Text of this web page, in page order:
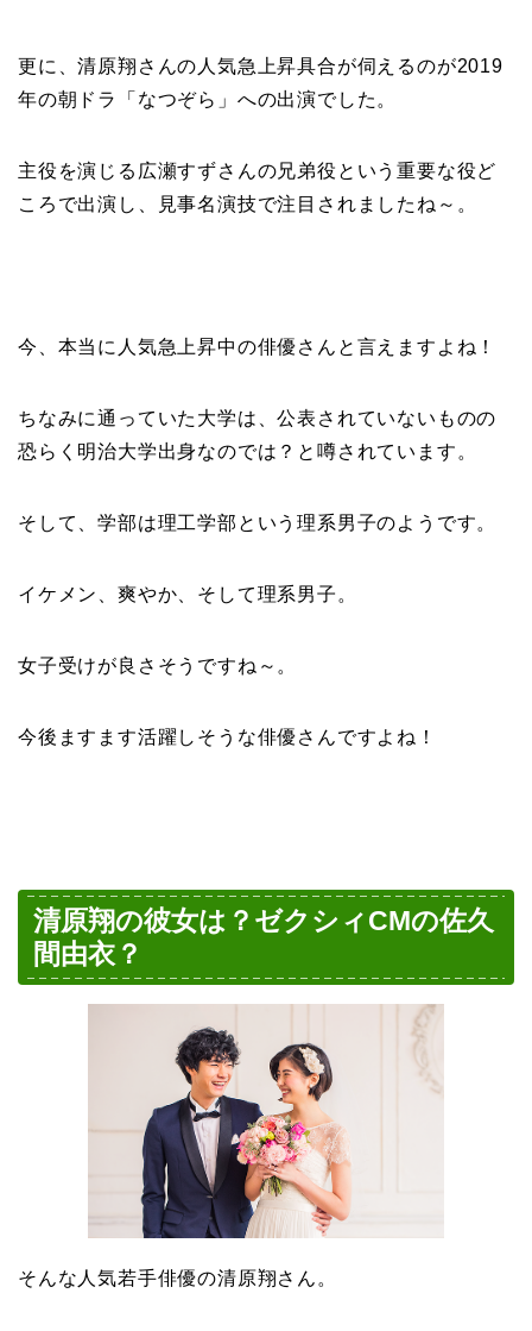
更に、清原翔さんの人気急上昇具合が伺えるのが2019
年の朝ドラ「なつぞら」への出演でした。
主役を演じる広瀬すずさんの兄弟役という重要な役ど
ころで出演し、見事名演技で注目されましたね～。
今、本当に人気急上昇中の俳優さんと言えますよね！
ちなみに通っていた大学は、公表されていないものの
恐らく明治大学出身なのでは？と噂されています。
そして、学部は理工学部という理系男子のようです。
イケメン、爽やか、そして理系男子。
女子受けが良さそうですね～。
今後ますます活躍しそうな俳優さんですよね！
清原翔の彼女は？ゼクシィCMの佐久
間由衣？
そんな人気若手俳優の清原翔さん。